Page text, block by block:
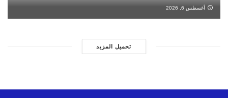
أغسطس 6, 2026
تحميل المزيد